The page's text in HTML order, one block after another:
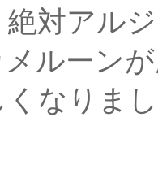
絶対アル
ルーン
なりま